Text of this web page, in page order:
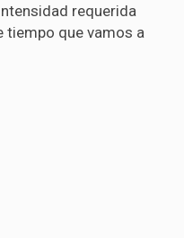
requerida
tiempo que vamos a